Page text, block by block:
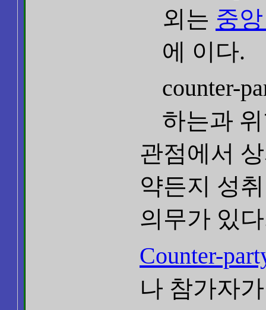
외는 중
에 이다.
counter-
하는과
관점에서
약든지 성
의무가 있
Counter-
나 참가자